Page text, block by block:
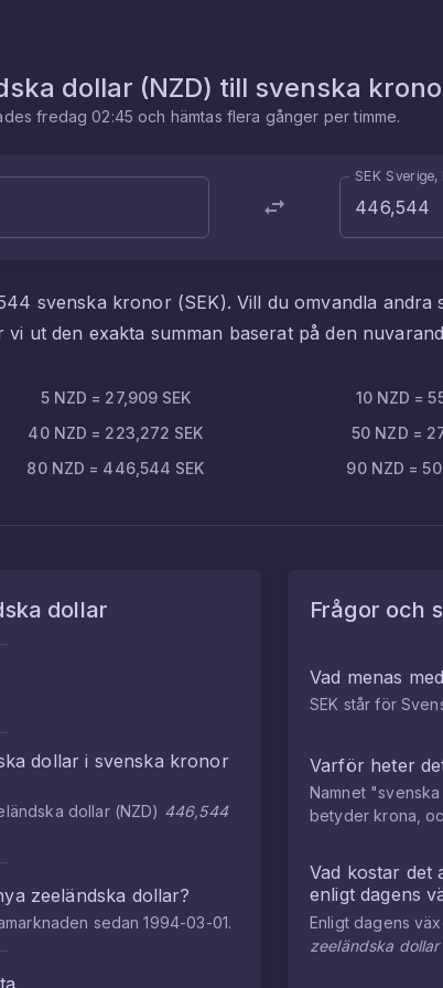
dollar (NZD) till svenska
fredag 02:45 och hämtas flera gånger per timme.
SEK
svenska kronor(SEK). Vill du omvandla
ut den exakta summan baserat på den
5 NZD = 27,909 SEK 10 NZD =
40 NZD = 223,272 SEK 50 NZD =
80 NZD = 446,544 SEK 90 NZD =
dollar
dollar i svenska kronor
dollar(NZD) 446,544
zeeländska dollar?
sedan1994-03-01.
Frågor och
Vad menas
SEK står för
Varför heter
Namnet
betyder krona,
Vad kostar det
enligt dagens
Enligt dagens
zeeländska dollar